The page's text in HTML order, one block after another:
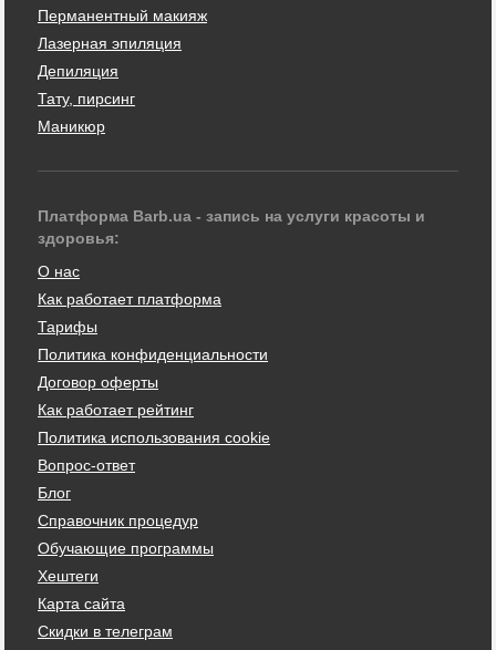
Перманентный макияж
Лазерная эпиляция
Депиляция
Тату, пирсинг
Маникюр
Платформа Barb.ua - запись на услуги красоты и
здоровья:
О нас
Как работает платформа
Тарифы
Политика конфиденциальности
Договор оферты
Как работает рейтинг
Политика использования cookie
Вопрос-ответ
Блог
Справочник процедур
Обучающие программы
Хештеги
Карта сайта
Скидки в телеграм